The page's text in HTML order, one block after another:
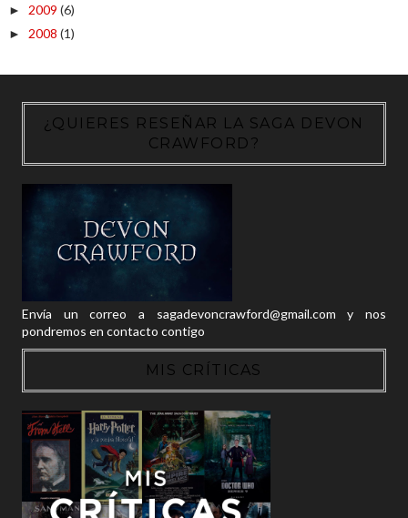
► 2009 (6)
► 2008 (1)
¿QUIERES RESEÑAR LA SAGA DEVON
CRAWFORD?
Envía un correo a sagadevoncrawford@gmail.com y nos
pondremos en contacto contigo
MIS CRÍTICAS